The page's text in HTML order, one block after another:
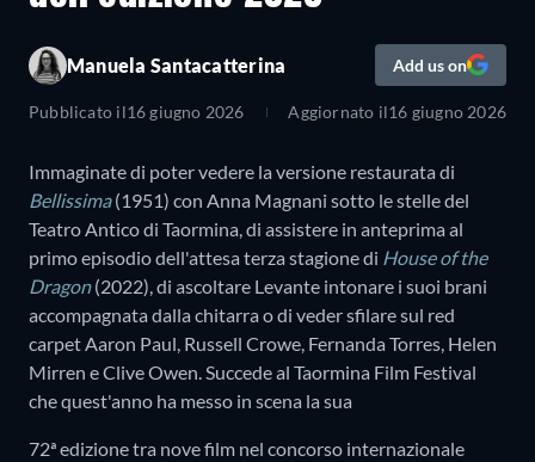
Manuela Santacatterina Add us on
Pubblicato il16 giugno 2026 Aggiornato il16 giugno 2026
Immaginate di poter vedere la versione restaurata di
Bellissima(1951) con Anna Magnani sotto le stelle del
Teatro Antico di Taormina, di assistere in anteprima al
primo episodio dell'attesa terza stagione di House of the
Dragon(2022), di ascoltare Levante intonare i suoi brani
accompagnata dalla chitarra o di veder sfilare sul red
carpet Aaron Paul, Russell Crowe, Fernanda Torres, Helen
Mirren e Clive Owen. Succede al Taormina Film Festival
che quest'anno ha messo in scena la sua
72ª edizione tra nove film nel concorso internazionale